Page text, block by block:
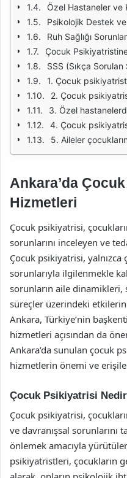
Özel Hastaneler ve
Psikolojik Destek
Ruh Sağlığı
Çocuk
SSS (Sıkça Sorulan
1. Çocuk
2. Çocuk psikiyatrisi
3. Özel hastanelerde
4. Çocuk
5. Aileler
Ankara’da
Hizmetleri
Çocuk psikiyatrisi,
sorunlarını inceleyen ve
Çocuk psikiyatrisi, yalnızca
sorunlarıyla ilgilenmekle
sorunların aile dinamikleri,
süreçler üzerindeki
Ankara, Türkiye’nin
hizmetleri açısından da
Ankara’da sunulan çocuk
hizmetlerin önemi ve
Çocuk Psikiyatrisi
Çocuk psikiyatrisi,
ve davranışsal sorunlarını
önlemek amacıyla
psikiyatristleri, çocukların